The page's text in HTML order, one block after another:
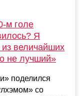
м голе
Я
величайших
не лучший»
поделился
со